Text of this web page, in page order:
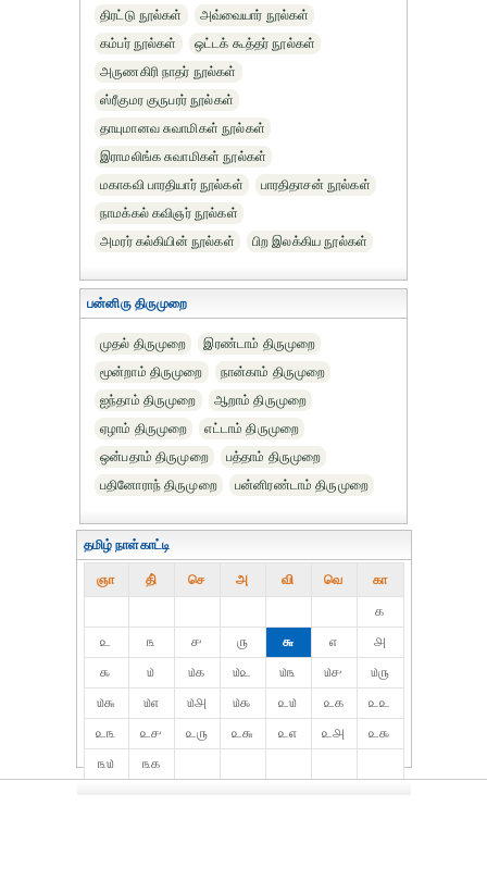
திரட்டு நூல்கள்
அவ்வையார் நூல்கள்
கம்பர் நூல்கள்
ஒட்டக் கூத்தர் நூல்கள்
அருணகிரி நாதர் நூல்கள்
ஸ்ரீகுமர குருபரர் நூல்கள்
தாயுமானவ சுவாமிகள் நூல்கள்
இராமலிங்க சுவாமிகள் நூல்கள்
மகாகவி பாரதியார் நூல்கள்
பாரதிதாசன் நூல்கள்
நாமக்கல் கவிஞர் நூல்கள்
அமரர் கல்கியின் நூல்கள்
பிற இலக்கிய நூல்கள்
பன்னிரு திருமுறை
முதல் திருமுறை
இரண்டாம் திருமுறை
மூன்றாம் திருமுறை
நான்காம் திருமுறை
ஐந்தாம் திருமுறை
ஆறாம் திருமுறை
ஏழாம் திருமுறை
எட்டாம் திருமுறை
ஒன்பதாம் திருமுறை
பத்தாம் திருமுறை
பதினோராந் திருமுறை
பன்னிரண்டாம் திருமுறை
தமிழ் நாள்காட்டி
ஞா தி் செ அ வி வெ கா
௧
௨
௩ ௪ ௫ ௬ ௭
௮
௯
௰ ௰௧ ௰௨ ௰௩ ௰௪
௰௫
௰௬
௰௭ ௰௮ ௰௯ ௨௰ ௨௧
௨௨
௨௩
௨௪ ௨௫ ௨௬ ௨௭ ௨௮
௨௯
௩௰
௩௧